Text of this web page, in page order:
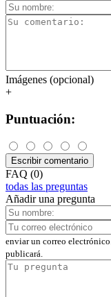
Imágenes (opcional)
+
Puntuación:
Escribir comentario
FAQ (0)
todas las preguntas
Añadir una pregunta
enviar un correo
publicará.